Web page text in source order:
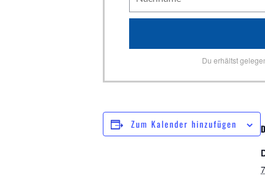
Du erhältst
Zum Kalender hinzufügen